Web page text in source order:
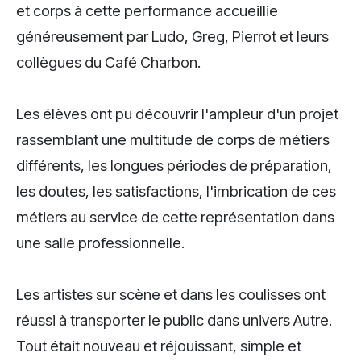
et corps à cette performance accueillie
généreusement par Ludo, Greg, Pierrot et leurs
collègues du Café Charbon.
Les élèves ont pu découvrir l'ampleur d'un projet
rassemblant une multitude de corps de métiers
différents, les longues périodes de préparation,
les doutes, les satisfactions, l'imbrication de ces
métiers au service de cette représentation dans
une salle professionnelle.
Les artistes sur scène et dans les coulisses ont
réussi à transporter le public dans univers Autre.
Tout était nouveau et réjouissant, simple et